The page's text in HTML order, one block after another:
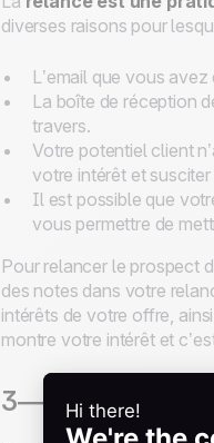
diverses raisons pour
L’email que vous
La boîte de réception
travers.
Votre potentiel client
votre intérêt et
Il est possible que
vous permettre de
Pour relancer le prospect
des notes dans votre
intérêts de votre offre,
montre votre intérêt et
3— Rappelez les